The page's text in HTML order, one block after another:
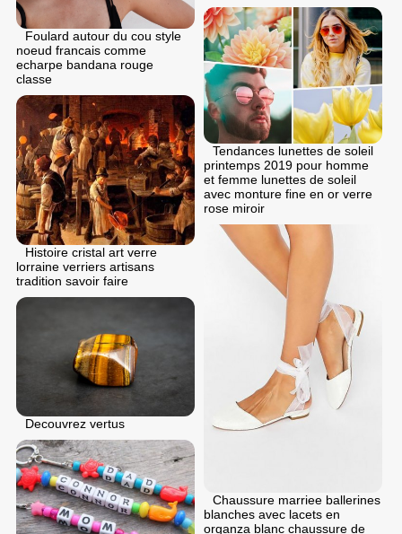
Foulard autour du cou style
noeud francais comme
echarpe bandana rouge
classe
Tendances lunettes de soleil
printemps 2019 pour homme
et femme lunettes de soleil
avec monture fine en or verre
rose miroir
Histoire cristal art verre
lorraine verriers artisans
tradition savoir faire
Chaussure marriee ballerines
blanches avec lacets en
organza blanc chaussure de
Decouvrez vertus